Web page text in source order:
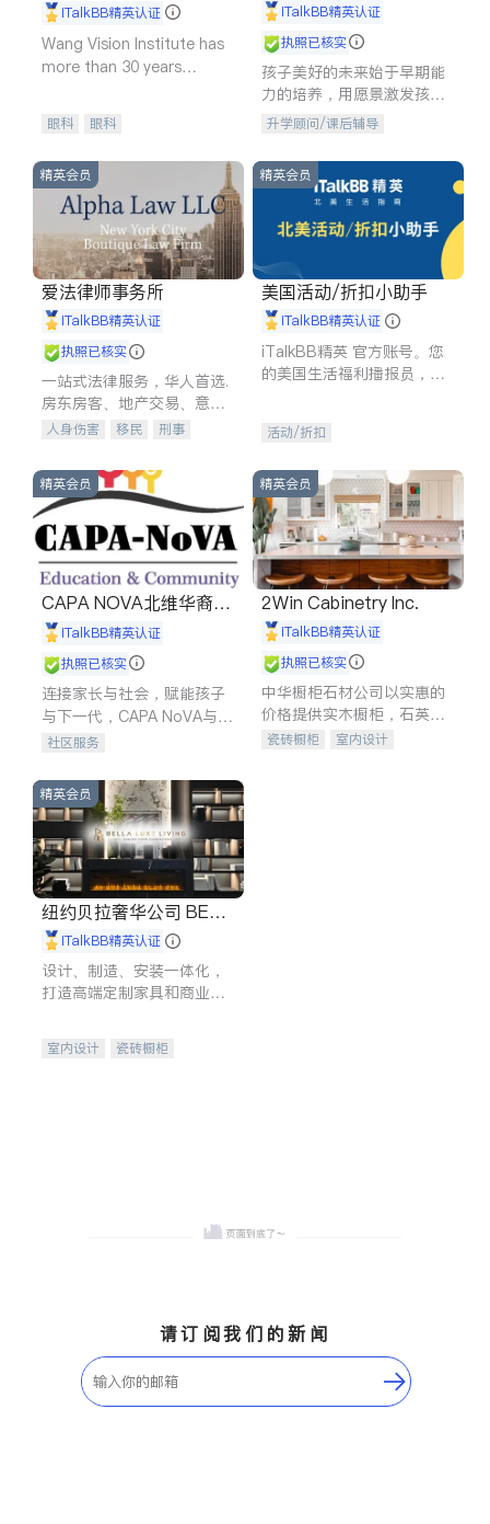
iTalkBB精英认证
Wang Vision Institute has
more than 30 years
眼科 眼科
iTalkBB精英认证
执照已核实
孩子美好的未来始于早期能
力的培养，用愿景激发孩子
的学习潜力和动力。理念：
拥有成长型心态是成功的基
石。
升学顾问/课后辅导
精英会员
爱法律师事务所
iTalkBB精英认证
执照已核实
一站式法律服务，华人首选.
房东房客、地产交易、意外
伤害、车祸重伤、商业诉
建筑合同、刑事案件全包办
人身伤害 移民
刑事
信托/遗嘱
商业
索赔
律师-其它 保释
精英会员
美国活动/折扣小助手
iTalkBB精英认证
iTalkBB精英 官方账号。您
的美国生活福利播报员，精
专属福利。
活动/折扣
精英会员
CAPA NOVA北维华裔家
长会iTalkBB精英认证
执照已核实
连接家长与社会，赋能孩子
与下一代，CAPA NoVA与您
携手建设包容、公平、充满
社区服务
精英会员
2Win Cabinetry Inc.
iTalkBB精英认证
执照已核实
中华橱柜石材公司以实惠的
价格提供实木橱柜，石英石
台面，多种优质不锈钢水
瓷砖橱柜
室内设计
精英会员
纽约贝拉奢华公司 BELL
A LUXE
iTalkBB精英认证
设计、制造、安装一体化，
打造高端定制家具和商业空
室内设计
瓷砖橱柜
请订阅我们的新闻